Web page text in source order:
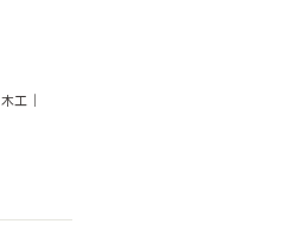
木工｜